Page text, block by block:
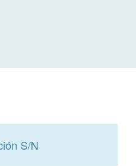
S/N